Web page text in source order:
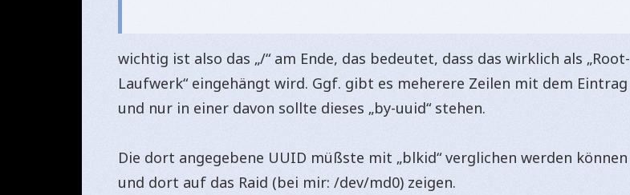
wichtig ist also das „/“ am Ende, das bedeutet, dass das wirklich als „Root-
Laufwerk“ eingehängt wird. Ggf. gibt es meherere Zeilen mit dem Eintrag
und nur in einer davon sollte dieses „by-uuid“ stehen.
Die dort angegebene UUID müßste mit „blkid“ verglichen werden können
und dort auf das Raid (bei mir: /dev/md0) zeigen.